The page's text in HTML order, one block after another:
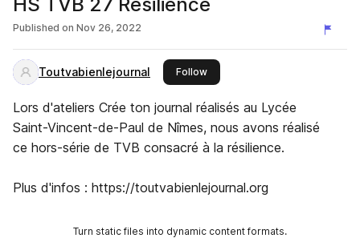
Published on Nov 26, 2022
Toutvabienlejournal Followthis publisher
Lors d'ateliers Crée ton journal réalisés au Lycée
Saint-Vincent-de-Paul de Nîmes, nous avons réalisé
ce hors-série de TVB consacré à la résilience.
Plus d'infos : https://toutvabienlejournal.org
Turn static files into dynamic content formats.